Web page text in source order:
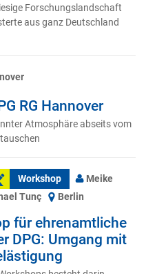
Forschungslandschaft
aus ganz Deutschland
RG Hannover
Atmosphäre abseits vom
Workshop
Meike
Tunç
Berlin
für ehrenamtliche
DPG: Umgang mit